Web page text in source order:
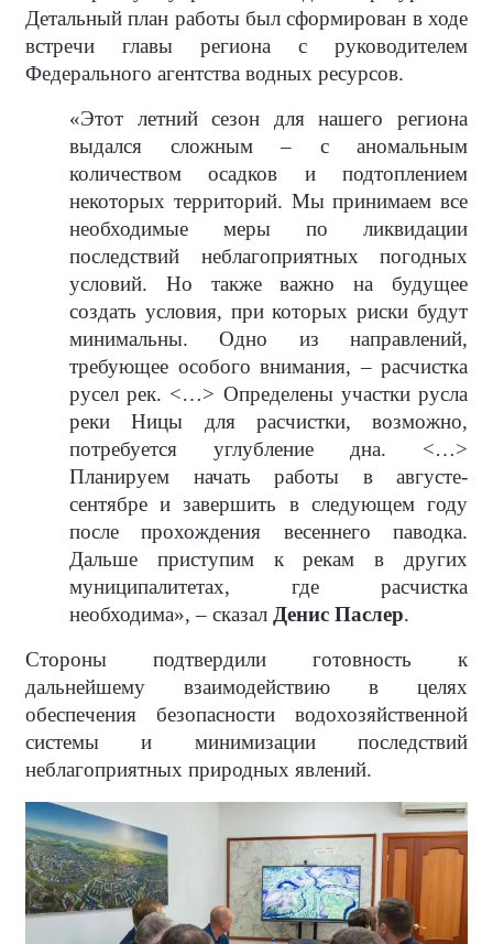
Детальный план работы был сформирован в ходе
встречи главы региона с руководителем
Федерального агентства водных ресурсов.
«Этот летний сезон для нашего региона
выдался сложным – с аномальным
количеством осадков и подтоплением
некоторых территорий. Мы принимаем все
необходимые меры по ликвидации
последствий неблагоприятных погодных
условий. Но также важно на будущее
создать условия, при которых риски будут
минимальны. Одно из направлений,
требующее особого внимания, – расчистка
русел рек. <…> Определены участки русла
реки Ницы для расчистки, возможно,
потребуется углубление дна. <…>
Планируем начать работы в августе-
сентябре и завершить в следующем году
после прохождения весеннего паводка.
Дальше приступим к рекам в других
муниципалитетах, где расчистка
необходима», – сказал Денис Паслер.
Стороны подтвердили готовность к
дальнейшему взаимодействию в целях
обеспечения безопасности водохозяйственной
системы и минимизации последствий
неблагоприятных природных явлений.